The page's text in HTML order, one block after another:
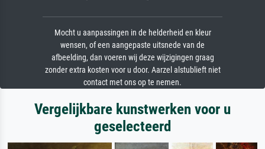
Mocht u aanpassingen in de helderheid en kleur
wensen, of een aangepaste uitsnede van de
afbeelding, dan voeren wij deze wijzigingen graag
zonder extra kosten voor u door. Aarzel alstublieft niet
contact met ons op te nemen.
Vergelijkbare kunstwerken voor u
geselecteerd